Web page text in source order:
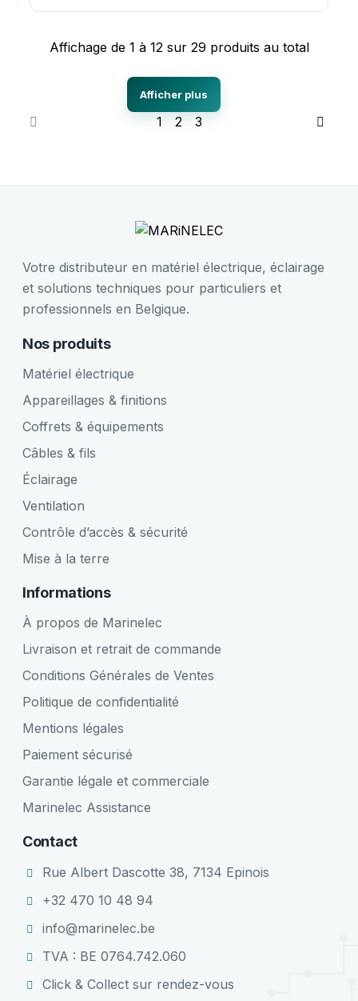
Affichage de 1 à 12 sur 29 produits au total
Afficher plus
1 2 3
Votre distributeur en matériel électrique, éclairage
et solutions techniques pour particuliers et
professionnels en Belgique.
Nos produits
Matériel électrique
Appareillages & finitions
Coffrets & équipements
Câbles & fils
Éclairage
Ventilation
Contrôle d’accès & sécurité
Mise à la terre
Informations
À propos de Marinelec
Livraison et retrait de commande
Conditions Générales de Ventes
Politique de confidentialité
Mentions légales
Paiement sécurisé
Garantie légale et commerciale
Marinelec Assistance
Contact
Rue Albert Dascotte 38, 7134 Epinois
+32 470 10 48 94
info@marinelec.be
TVA : BE 0764.742.060
Click & Collect sur rendez-vous